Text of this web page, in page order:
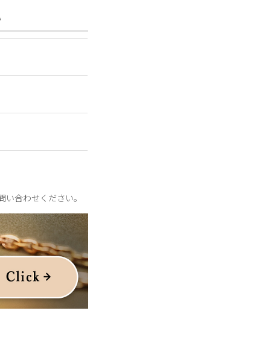
カタログのディレク
合わせください。